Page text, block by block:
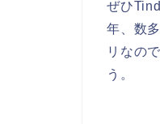
ぜひ
年、数
リなの
う。